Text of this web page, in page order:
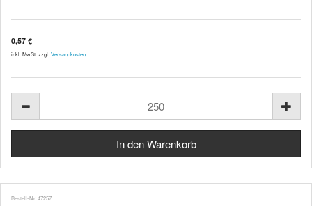
0,57 €
inkl. MwSt. zzgl. Versandkosten
Bestell-Nr. 47257